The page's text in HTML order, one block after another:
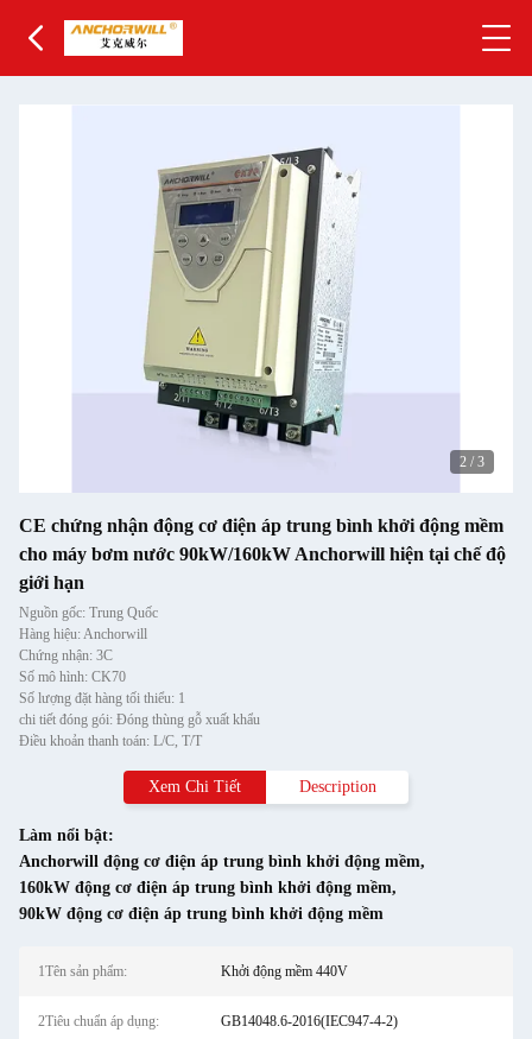
2 / 3
CE chứng nhận động cơ điện áp trung bình khởi động mềm
cho máy bơm nước 90kW/160kW Anchorwill hiện tại chế độ
giới hạn
Nguồn gốc: Trung Quốc
Hàng hiệu: Anchorwill
Chứng nhận: 3C
Số mô hình: CK70
Số lượng đặt hàng tối thiểu: 1
chi tiết đóng gói: Đóng thùng gỗ xuất khẩu
Điều khoản thanh toán: L/C, T/T
Xem Chi Tiết Description
Làm nổi bật:
Anchorwill động cơ điện áp trung bình khởi động mềm,
160kW động cơ điện áp trung bình khởi động mềm,
90kW động cơ điện áp trung bình khởi động mềm
1Tên sản phẩm: Khởi động mềm 440V
2Tiêu chuẩn áp dụng: GB14048.6-2016(IEC947-4-2)